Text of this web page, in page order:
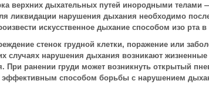
верхних дыхательных путей инородными
ликвидации нарушения дыхания необходимо
искусственное дыхание способом изо рта в
стенок грудной клетки, поражение или
случаях нарушения дыхания возникают
При ранении груди может возникнуть открытый
эффективным способом борьбы с нарушением